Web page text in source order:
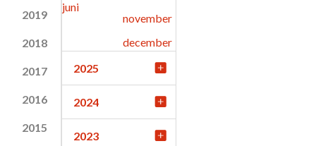
2019
2018
2017
2016
2015
juni
november
december
2025
2024
2023